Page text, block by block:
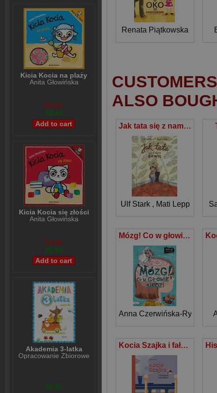
Kicia Kocia na plaży
Anita Głowińska
$7,99
$5,99
Kicia Kocia się złości
Anita Głowińska
$7,99
$5,99
Akademia 3-latka
Opracowanie Zbiorowe
$2,99
Renata Piątkowska
ALSO
Jak tata się z nami bawił
Ulf Stark, Mati Lepp
Mózg! Co w głowie siedzi
Anna Czerwińska-Rydel
Kocia Szajka i fałszerze pierników